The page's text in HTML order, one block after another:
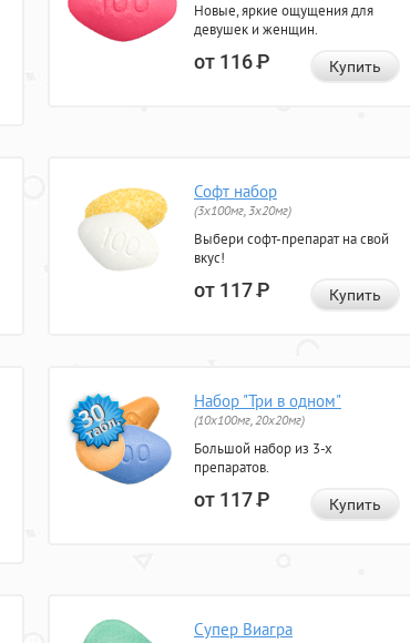
Новые, яркие ощущения для
девушек и женщин.
от 116Р Купить
Софт набор
(3x100мг, 3x20мг)
Выбери софт-препарат на свой
вкус!
от 117Р Купить
Набор "Три в одном"
(10x100мг, 20x20мг)
Большой набор из 3-х
препаратов.
от 117Р Купить
Супер Виагра